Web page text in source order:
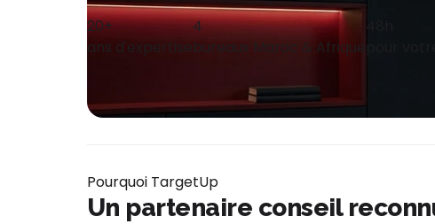
20+
ans d'expertise
4
bureaux Maroc & Afrique
48h
pour
Pourquoi TargetUp
Un partenaire conseil